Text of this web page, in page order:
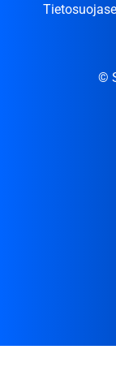
©